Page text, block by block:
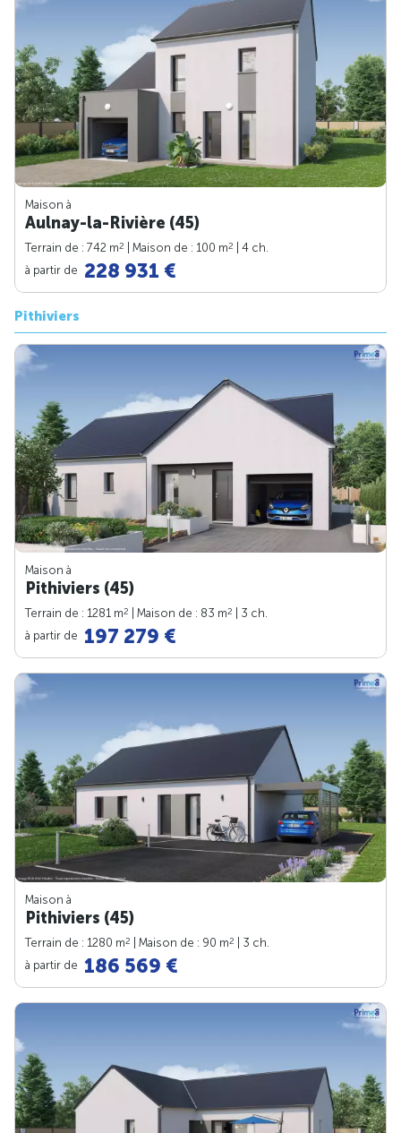
Maison à
Aulnay-la-Rivière (45)
Terrain de : 742 m2 | Maison de : 100 m2
| 4 ch.
à partir de 228 931 €
Pithiviers
Maison à
Pithiviers (45)
Terrain de : 1281 m2 | Maison de : 83 m2
| 3 ch.
à partir de 197 279 €
Maison à
Pithiviers (45)
Terrain de : 1280 m2 | Maison de : 90 m2
| 3 ch.
à partir de 186 569 €